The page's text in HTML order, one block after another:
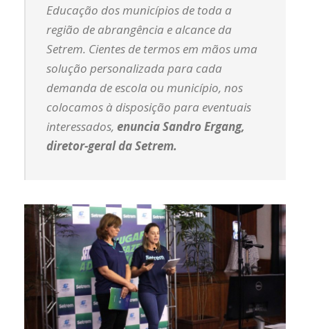
Educação dos municípios de toda a
região de abrangência e alcance da
Setrem. Cientes de termos em mãos uma
solução personalizada para cada
demanda de escola ou município, nos
colocamos à disposição para eventuais
interessados, enuncia Sandro Ergang,
diretor-geral da Setrem.